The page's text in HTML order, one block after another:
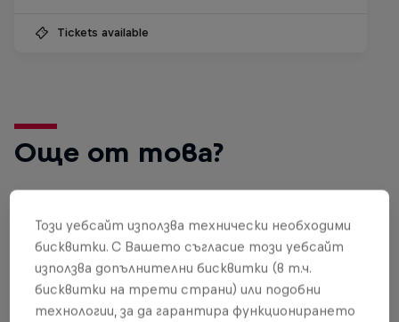
Tickets available
Още от това?
Gaming
Level up with the latest games and esports news,
reviews and films. Learn tips on how to improve …
Този уебсайт използва технически необходими
бисквитки. С Вашето съгласие този уебсайт
използва допълнителни бисквитки (в т.ч.
бисквитки на трети страни) или подобни
технологии, за да гарантира функционирането